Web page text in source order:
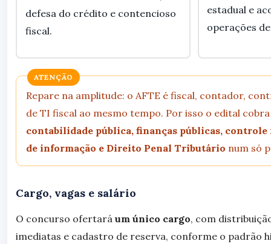
defesa do crédito e contencioso
fiscal.
estadual e
operações
ATENÇÃO
Repare na amplitude: o AFTE é fiscal, contador,
de TI fiscal ao mesmo tempo. Por isso o edital
contabilidade pública, finanças públicas,
de informação e Direito Penal Tributário num só
Cargo, vagas e salário
O concurso ofertará um único cargo, com
imediatas e cadastro de reserva, conforme o padrão